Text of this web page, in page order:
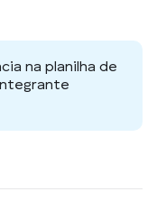
na planilha de